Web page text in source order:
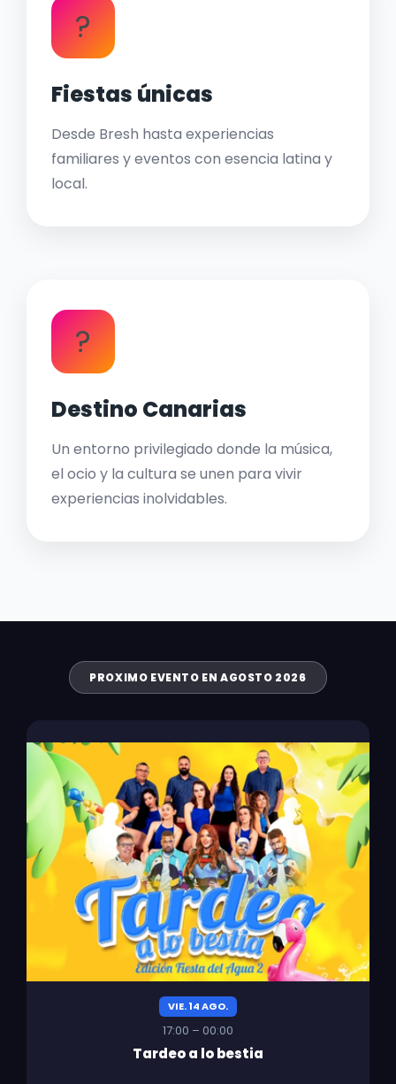
?
Fiestas únicas
Desde Bresh hasta experiencias
familiares y eventos con esencia latina y
local.
?
Destino Canarias
Un entorno privilegiado donde la música,
el ocio y la cultura se unen para vivir
experiencias inolvidables.
PROXIMO EVENTO EN AGOSTO 2026
VIE. 14 AGO.
17:00 – 00:00
Tardeo a lo bestia